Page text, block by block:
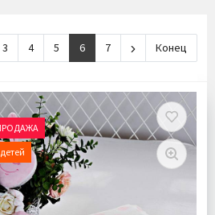
3 4 5 6 7 Конец